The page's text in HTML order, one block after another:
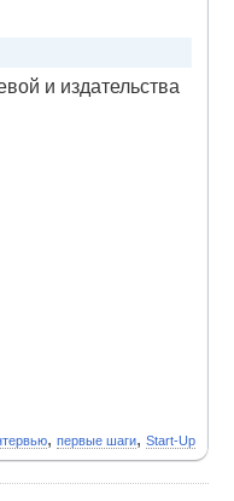
и издательства
, первые шаги, Start-Up